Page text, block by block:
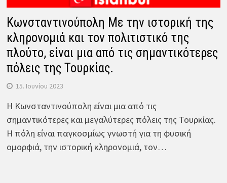
Κωνσταντινούπολη Με την ιστορική της
κληρονομιά και τον πολιτιστικό της
πλούτο, είναι μια από τις σημαντικότερες
πόλεις της Τουρκίας.
15. Ιουνίου 2023
Η Κωνσταντινούπολη είναι μια από τις
σημαντικότερες και μεγαλύτερες πόλεις της Τουρκίας.
Η πόλη είναι παγκοσμίως γνωστή για τη φυσική
ομορφιά, την ιστορική κληρονομιά, τον…